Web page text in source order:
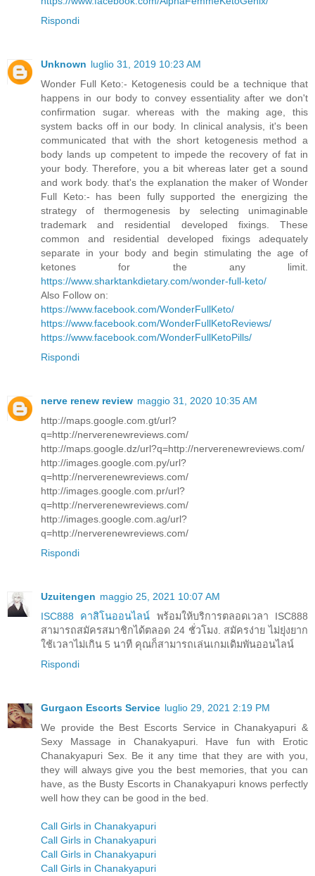
Rispondi
Unknown luglio 31, 2019 10:23 AM
Wonder Full Keto:- Ketogenesis could be a technique that
happens in our body to convey essentiality after we don't
confirmation sugar. whereas with the making age, this
system backs off in our body. In clinical analysis, it's been
communicated that with the short ketogenesis method a
body lands up competent to impede the recovery of fat in
your body. Therefore, you a bit whereas later get a sound
and work body. that's the explanation the maker of Wonder
Full Keto:- has been fully supported the energizing the
strategy of thermogenesis by selecting unimaginable
trademark and residential developed fixings. These
common and residential developed fixings adequately
separate in your body and begin stimulating the age of
ketones for the any limit.
https://www.sharktankdietary.com/wonder-full-keto/
Also Follow on:
https://www.facebook.com/WonderFullKeto/
https://www.facebook.com/WonderFullKetoReviews/
https://www.facebook.com/WonderFullKetoPills/
Rispondi
nerve renew review maggio 31, 2020 10:35 AM
http://maps.google.com.gt/url?
q=http://nerverenewreviews.com/
http://maps.google.dz/url?q=http://nerverenewreviews.com/
http://images.google.com.py/url?
q=http://nerverenewreviews.com/
http://images.google.com.pr/url?
q=http://nerverenewreviews.com/
http://images.google.com.ag/url?
q=http://nerverenewreviews.com/
Rispondi
Uzuitengen maggio 25, 2021 10:07 AM
ISC888 คาสิโนออนไลน์ พร้อมให้บริการตลอดเวลา ISC888
สามารถสมัครสมาชิกได้ตลอด 24 ชั่วโมง. สมัครง่าย ไม่ยุ่งยาก
ใช้เวลาไม่เกิน 5 นาที คุณก็สามารถเล่นเกมเดิมพันออนไลน์
Rispondi
Gurgaon Escorts Service luglio 29, 2021 2:19 PM
We provide the Best Escorts Service in Chanakyapuri &
Sexy Massage in Chanakyapuri. Have fun with Erotic
Chanakyapuri Sex. Be it any time that they are with you,
they will always give you the best memories, that you can
have, as the Busty Escorts in Chanakyapuri knows perfectly
well how they can be good in the bed.
Call Girls in Chanakyapuri
Call Girls in Chanakyapuri
Call Girls in Chanakyapuri
Call Girls in Chanakyapuri